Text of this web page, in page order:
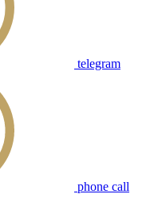
telegram
phone call